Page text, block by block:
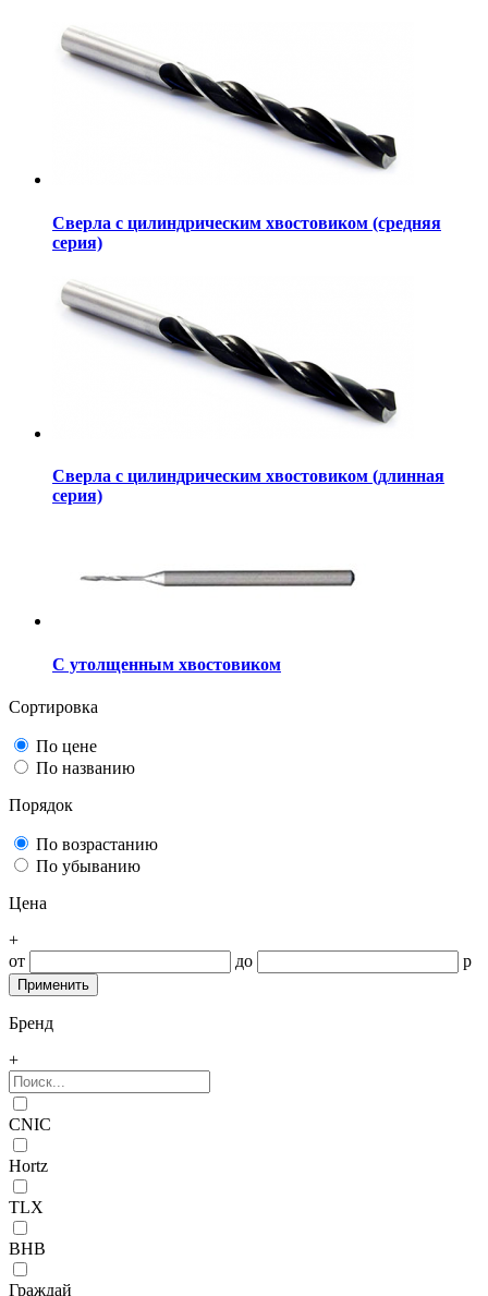
Сверла с цилиндрическим хвостовиком (средняя
серия)
Сверла с цилиндрическим хвостовиком (длинная
серия)
С утолщенным хвостовиком
Сортировка
По цене
По названию
Порядок
По возрастанию
По убыванию
Цена
+
от
до р
Бренд
+
CNIC
Hortz
TLX
ВНВ
Граждай